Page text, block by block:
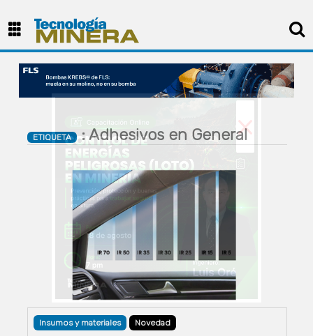
ETIQUETA : Adhesivos en General
Insumos y materiales Novedad
×